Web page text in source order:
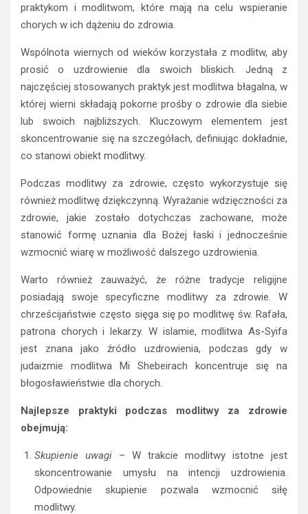
praktykom i modlitwom, które mają na celu wspieranie
chorych w ich dążeniu do zdrowia.
Wspólnota wiernych od wieków korzystała z modlitw, aby
prosić o uzdrowienie dla swoich bliskich. Jedną z
najczęściej stosowanych praktyk jest modlitwa błagalna, w
której wierni składają pokorne prośby o zdrowie dla siebie
lub swoich najbliższych. Kluczowym elementem jest
skoncentrowanie się na szczegółach, definiując dokładnie,
co stanowi obiekt modlitwy.
Podczas modlitwy za zdrowie, często wykorzystuje się
również modlitwę dziękczynną. Wyrażanie wdzięczności za
zdrowie, jakie zostało dotychczas zachowane, może
stanowić formę uznania dla Bożej łaski i jednocześnie
wzmocnić wiarę w możliwość dalszego uzdrowienia.
Warto również zauważyć, że różne tradycje religijne
posiadają swoje specyficzne modlitwy za zdrowie. W
chrześcijaństwie często sięga się po modlitwę św. Rafała,
patrona chorych i lekarzy. W islamie, modlitwa As-Syifa
jest znana jako źródło uzdrowienia, podczas gdy w
judaizmie modlitwa Mi Shebeirach koncentruje się na
błogosławieństwie dla chorych.
Najlepsze praktyki podczas modlitwy za zdrowie
obejmują:
Skupienie uwagi – W trakcie modlitwy istotne jest
skoncentrowanie umysłu na intencji uzdrowienia.
Odpowiednie skupienie pozwala wzmocnić siłę
modlitwy.